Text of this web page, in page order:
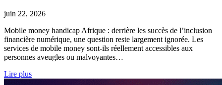
juin 22, 2026
Mobile money handicap Afrique : derrière les succès de l’inclusion
financière numérique, une question reste largement ignorée. Les
services de mobile money sont-ils réellement accessibles aux
personnes aveugles ou malvoyantes…
Lire plus